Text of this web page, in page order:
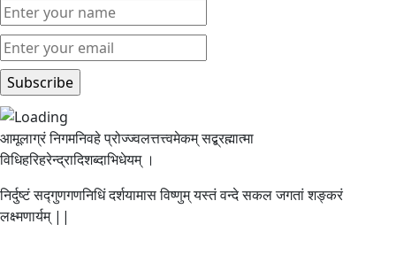
आमूलाग्रं निगमनिवहे प्रोज्ज्वलत्तत्त्वमेकम् सद्ब्रह्मात्मा
विधिहरिहरेन्द्रादिशब्दाभिधेयम् ।
निर्दुष्टं सद्गुणगणनिधिं दर्शयामास विष्णुम् यस्तं वन्दे सकल जगतां शङ्करं
लक्ष्मणार्यम् ||